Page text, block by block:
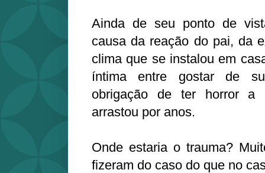
Ainda de seu ponto de
causa da reação do pai, da
clima que se instalou em
íntima entre gostar de
obrigação de ter horror a
arrastou por anos.
Onde estaria o trauma?
fizeram do caso do que no